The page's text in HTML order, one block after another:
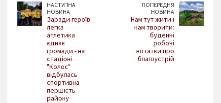
НАСТУПНА
НОВИНА
Заради героїв:
легка
атлетика
єднає
громади - на
стадіоні
"Колос"
відбулась
спортивна
першість
району
ПОПЕРЕДНЯ
НОВИНА
Нам тут жити і
нам творити:
буденні
робочі
нотатки про
благоустрій